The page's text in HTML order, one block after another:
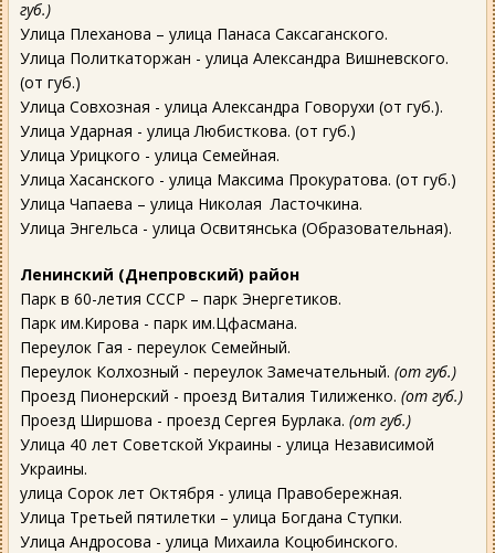
губ.)
Улица Плеханова – улица Панаса Саксаганского.
Улица Политкаторжан - улица Александра Вишневского.
(от губ.)
Улица Совхозная - улица Александра Говорухи (от губ.).
Улица Ударная - улица Любисткова. (от губ.)
Улица Урицкого - улица Семейная.
Улица Хасанского - улица Максима Прокуратова. (от губ.)
Улица Чапаева – улица Николая Ласточкина.
Улица Энгельса - улица Освитянська (Образовательная).
Ленинский (Днепровский) район
Парк в 60-летия СССР – парк Энергетиков.
Парк им.Кирова - парк им.Цфасмана.
Переулок Гая - переулок Семейный.
Переулок Колхозный - переулок Замечательный. (от губ.)
Проезд Пионерский - проезд Виталия Тилиженко. (от губ.)
Проезд Ширшова - проезд Сергея Бурлака. (от губ.)
Улица 40 лет Советской Украины - улица Независимой
Украины.
улица Сорок лет Октября - улица Правобережная.
Улица Третьей пятилетки – улица Богдана Ступки.
Улица Андросова - улица Михаила Коцюбинского.